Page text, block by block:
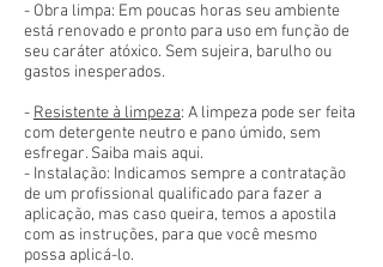
- Obra limpa: Em poucas horas seu ambiente
está renovado e pronto para uso em função de
seu caráter atóxico. Sem sujeira, barulho ou
gastos inesperados.
- Resistente à limpeza: A limpeza pode ser feita
com detergente neutro e pano úmido, sem
esfregar. Saiba mais aqui.
- Instalação: Indicamos sempre a contratação
de um profissional qualificado para fazer a
aplicação, mas caso queira, temos a apostila
com as instruções, para que você mesmo
possa aplicá-lo.